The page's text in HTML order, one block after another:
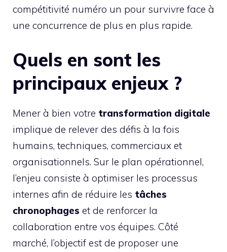
compétitivité numéro un pour survivre face à
une concurrence de plus en plus rapide.
Quels en sont les
principaux enjeux ?
Mener à bien votre transformation digitale
implique de relever des défis à la fois
humains, techniques, commerciaux et
organisationnels. Sur le plan opérationnel,
l’enjeu consiste à optimiser les processus
internes afin de réduire les tâches
chronophages et de renforcer la
collaboration entre vos équipes. Côté
marché, l’objectif est de proposer une